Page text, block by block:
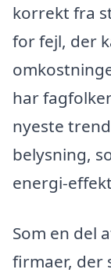
korrekt fra
for fejl, der
har
nyeste
belysning,
energi-
Som en del
firmaer, der